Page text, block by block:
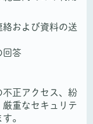
および資料の送
回答
不正アクセス、紛
重なセキュリテ
。